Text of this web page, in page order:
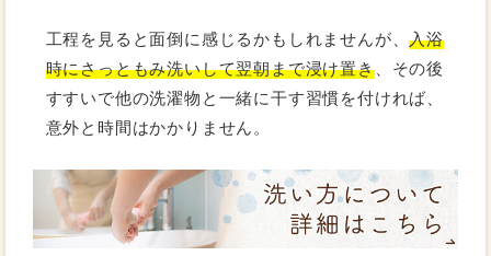
工程を見ると面倒に感じるかもしれませんが、入浴
時にさっともみ洗いして翌朝まで浸け置き、その後
すすいで他の洗濯物と一緒に干す習慣を付ければ、
意外と時間はかかりません。